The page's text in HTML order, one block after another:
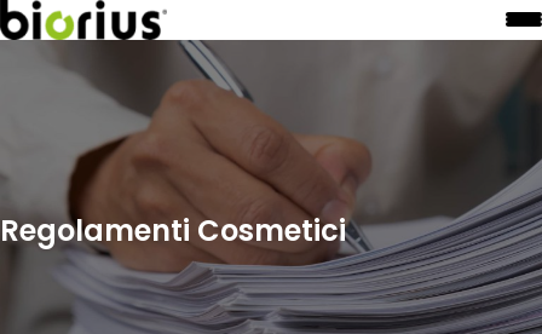
Regolamenti Cosmetici